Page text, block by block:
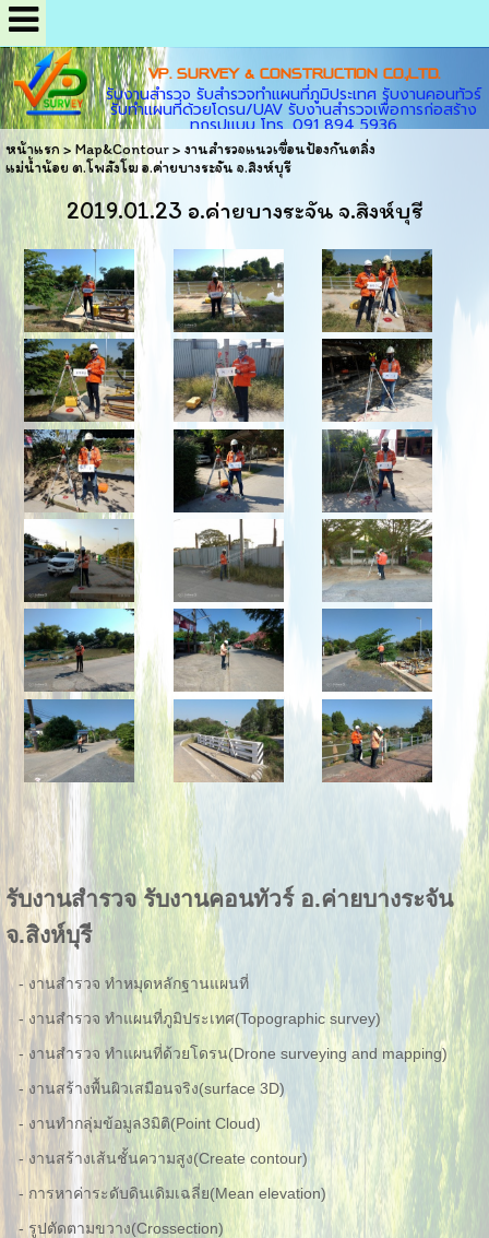
VP. SURVEY & CONSTRUCTION CO.,LTD.
รับงานสำรวจ รับสำรวจทำแผนที่ภูมิประเทศ รับงานคอนทัวร์
รับทำแผนที่ด้วยโดรน/UAV รับงานสำรวจเพื่อการก่อสร้าง
ทุกรูปแบบ โทร. 091 894 5936
หน้าแรก>Map&Contour> งานสำรวจแนวเขื่อนป้องกันตลิ่ง
แม่น้ำน้อย ต.โพสังโฆ อ.ค่ายบางระจัน จ.สิงห์บุรี
2019.01.23 อ.ค่ายบางระจัน จ.สิงห์บุรี
รับงานสำรวจ รับงานคอนทัวร์ อ.ค่ายบางระจัน
จ.สิงห์บุรี
- งานสำรวจ ทำหมุดหลักฐานแผนที่
- งานสำรวจ ทำแผนที่ภูมิประเทศ(Topographic survey)
- งานสำรวจ ทำแผนที่ด้วยโดรน(Drone surveying and mapping)
- งานสร้างพื้นผิวเสมือนจริง(surface 3D)
- งานทำกลุ่มข้อมูล3มิติ(Point Cloud)
- งานสร้างเส้นชั้นความสูง(Create contour)
- การหาค่าระดับดินเดิมเฉลี่ย(Mean elevation)
- รูปตัดตามขวาง(Crossection)